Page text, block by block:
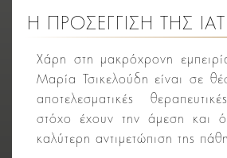
Η ΠΡΟΣΕΓΓΙΣΗ ΤΗΣ
Χάρη στη μακρόχρονη
Μαρία Τσικελούδη είναι σε
αποτελεσματικές
στόχο έχουν την άμεση και
καλύτερη αντιμετώπιση της